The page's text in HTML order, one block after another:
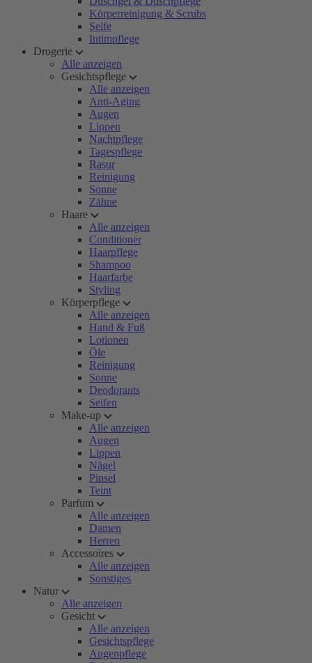
Körperreinigung & Scrubs
Seife
Intimpflege
Drogerie
Alle anzeigen
Gesichtspflege
Alle anzeigen
Anti-Aging
Augen
Lippen
Nachtpflege
Tagespflege
Rasur
Reinigung
Sonne
Zähne
Haare
Alle anzeigen
Conditioner
Haarpflege
Shampoo
Haarfarbe
Styling
Körperpflege
Alle anzeigen
Hand & Fuß
Lotionen
Öle
Reinigung
Sonne
Deodorants
Seifen
Make-up
Alle anzeigen
Augen
Lippen
Nägel
Pinsel
Teint
Parfum
Alle anzeigen
Damen
Herren
Accessoires
Alle anzeigen
Sonstiges
Natur
Alle anzeigen
Gesicht
Alle anzeigen
Gesichtspflege
Augenpflege